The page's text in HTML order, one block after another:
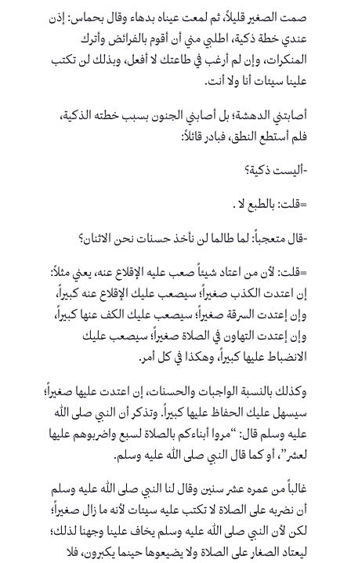
صمت الصغير قليلاً، ثم لمعت عيناه بدهاء وقال بحماس: إذن
عندي خطة ذكية، اطلبي مني أن أقوم بالفرائض وأترك
المنكرات، وإن لم أرغب في طاعتك لا أفعل، وبذلك لن تكتب
علينا سيئات أنا ولا أنت.
أصابتني الدهشة؛ بل أصابني الجنون بسبب خطته الذكية،
فلم أستطع النطق، فبادر قائلاً:
-أليست ذكية؟
=قلت: بالطبع لا .
-قال متعجباً: لما طالما لن نأخذ حسنات نحن الاثنان؟
=قلت: لأن من اعتاد شيئاً صعب عليه الإقلاع عنه، يعني مثلاً:
إن اعتدت الكذب صغيراً؛ سيصعب عليك الإقلاع عنه كبيراً،
وإن إعتدت السرقة صغيراً؛ سيصعب عليك الكف عنها كبيراً،
وإن إعتدت التهاون في الصلاة صغيراً؛ سيصعب عليك
الانضباط عليها كبيراً، وهكذا في كل أمر.
وكذلك بالنسبة الواجبات والحسنات، إن اعتدت عليها صغيراً؛
سيسهل عليك الحفاظ عليها كبيراً. وتذكر أن النبي صلى الله
عليه وسلم قال: “مروا أبناءكم بالصلاة لسبع واضربوهم عليها
لعشر”، أو كما قال النبي صلى الله عليه وسلم.
غالباً من عمره عشر سنين وقال لنا النبي صلى الله عليه وسلم
أن نضربه على الصلاة لا تكتب عليه سيئات لأنه ما زال صغيراً؛
لكن لأن النبي صلى الله عليه وسلم يخاف علينا وجهنا لذلك؛
ليعتاد الصغار على الصلاة ولا يضيعوها حينما يكبرون، فلا